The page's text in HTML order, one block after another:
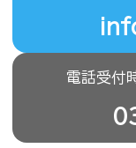
電話受付